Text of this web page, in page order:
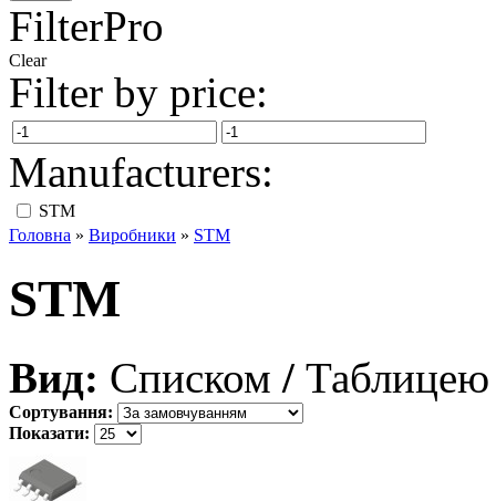
FilterPro
Clear
Filter by price:
Manufacturers:
STM
Головна » Виробники » STM
STM
Вид: Списком / Таблицею
Сортування:
Показати: